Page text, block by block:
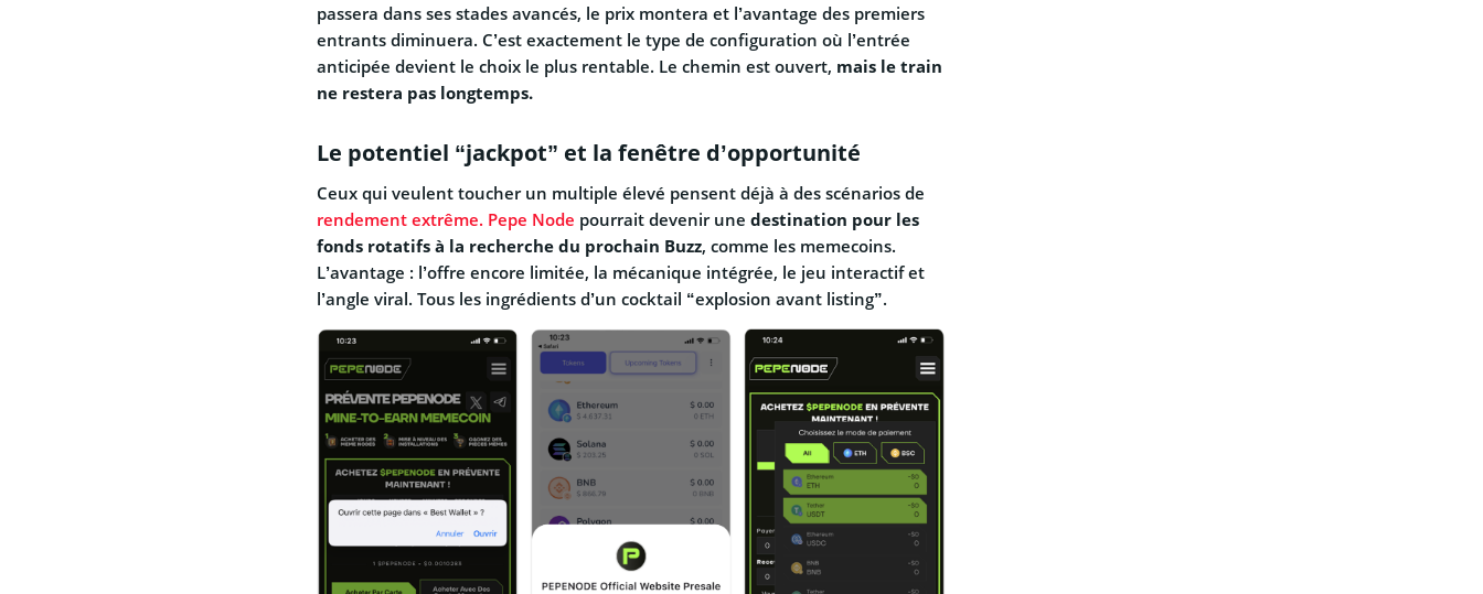
passera dans ses stades avancés, le prix montera et l’avantage des premiers
entrants diminuera. C’est exactement le type de configuration où l’entrée
anticipée devient le choix le plus rentable. Le chemin est ouvert, mais le train
ne restera pas longtemps.
Le potentiel “jackpot” et la fenêtre d’opportunité
Ceux qui veulent toucher un multiple élevé pensent déjà à des scénarios de
rendement extrême. Pepe Node pourrait devenir une destination pour les
fonds rotatifs à la recherche du prochain Buzz, comme les memecoins.
L’avantage : l’offre encore limitée, la mécanique intégrée, le jeu interactif et
l’angle viral. Tous les ingrédients d’un cocktail “explosion avant listing”.